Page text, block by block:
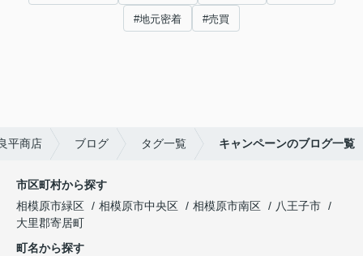
#地元密着 #売買
平商店 ブログ タグ一覧 キャンペーンのブログ一覧
市区町村から探す
相模原市緑区
相模原市中央区 相模原市南区
八王子市
大里郡寄居町
町名から探す